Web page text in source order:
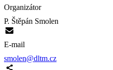
Organizátor
P. Štěpán Smolen
E-mail
smolen@dltm.cz